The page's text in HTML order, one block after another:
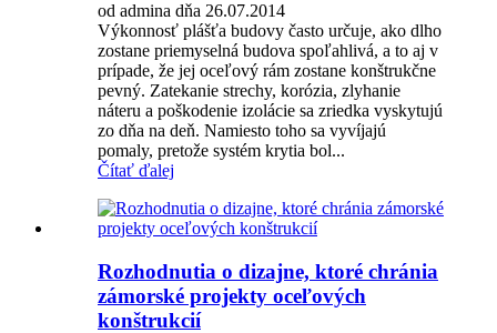
od admina dňa 26.07.2014
Výkonnosť plášťa budovy často určuje, ako dlho
zostane priemyselná budova spoľahlivá, a to aj v
prípade, že jej oceľový rám zostane konštrukčne
pevný. Zatekanie strechy, korózia, zlyhanie
náteru a poškodenie izolácie sa zriedka vyskytujú
zo dňa na deň. Namiesto toho sa vyvíjajú
pomaly, pretože systém krytia bol...
Čítať ďalej
Rozhodnutia o dizajne, ktoré chránia
zámorské projekty oceľových
konštrukcií